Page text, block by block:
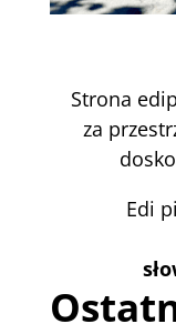
Strona
za
Edi